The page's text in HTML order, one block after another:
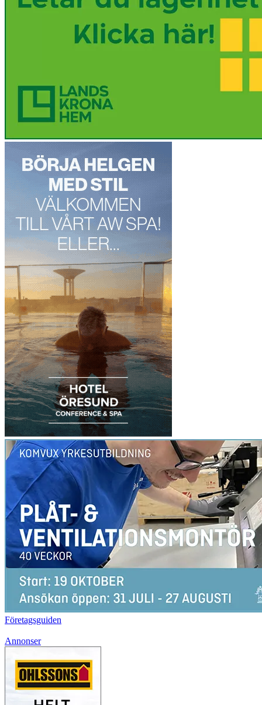
Företagsguiden
Annonser